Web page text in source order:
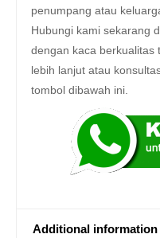
penumpang atau
Hubungi kami sekarang
dengan kaca berkualitas
lebih lanjut atau
tombol dibawah ini.
Additional information